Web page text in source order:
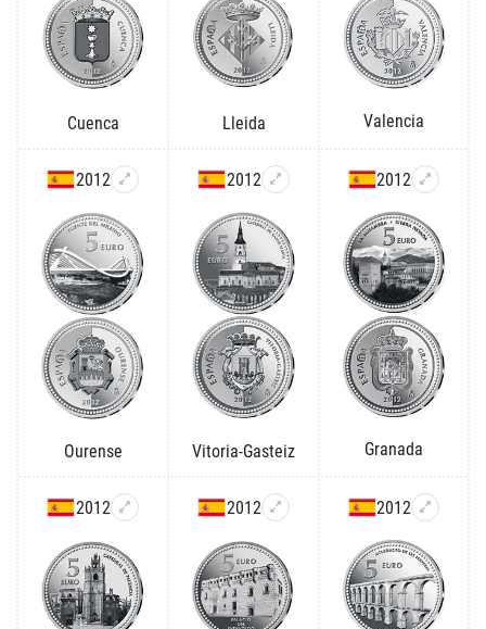
Cuenca Lleida Valencia
2012
Ourense
2012
Vitoria-Gasteiz
2012
Granada
2012 2012 2012